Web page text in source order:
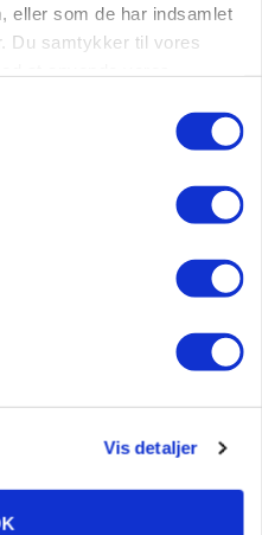
eller som de har indsamlet
Du samtykker til vores
Vis detaljer